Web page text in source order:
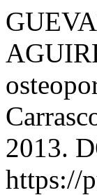
2013.
https://